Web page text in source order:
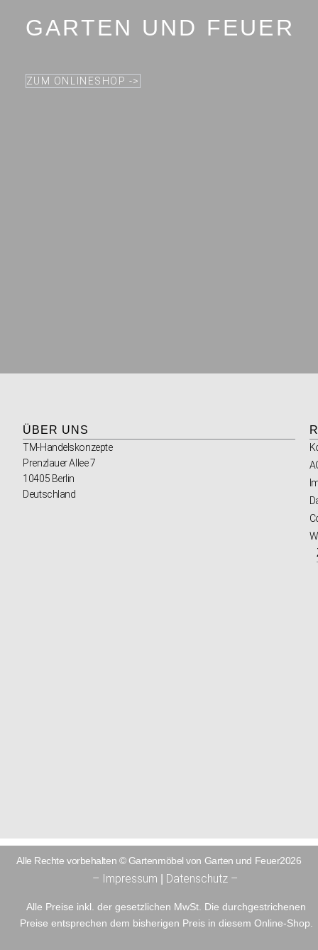
GARTEN UND FEUER
ZUM ONLINESHOP ->
ÜBER UNS
TM-Handelskonzepte
Prenzlauer Allee 7
10405 Berlin
Deutschland
Alle Rechte vorbehalten © Gartenmöbel von Garten und Feuer2026
– Impressum Datenschutz –
Alle Preise inkl. der gesetzlichen MwSt. Die durchgestrichenen
Preise entsprechen dem bisherigen Preis in diesem Online-Shop.